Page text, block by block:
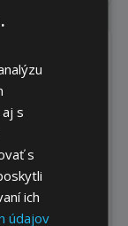
s
s
ich
údajov